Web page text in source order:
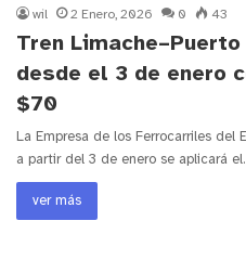
wil 2 Enero, 2026 0 43
Tren
desde el 3 de enero
$70
La Empresa de los Ferrocarriles del
a partir del 3 de enero se aplicará
ver más